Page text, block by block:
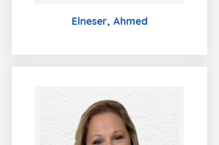
Elneser, Ahmed